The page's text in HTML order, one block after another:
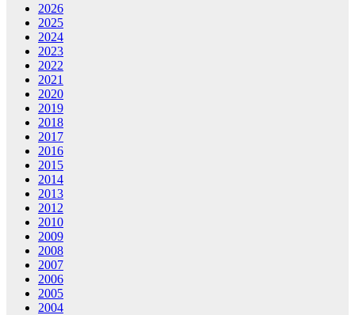
2026
2025
2024
2023
2022
2021
2020
2019
2018
2017
2016
2015
2014
2013
2012
2010
2009
2008
2007
2006
2005
2004